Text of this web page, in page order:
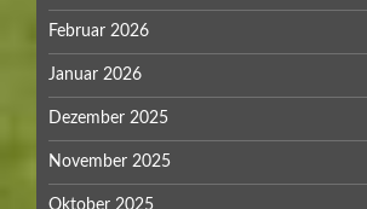
Februar 2026
Januar 2026
Dezember 2025
November 2025
Oktober 2025